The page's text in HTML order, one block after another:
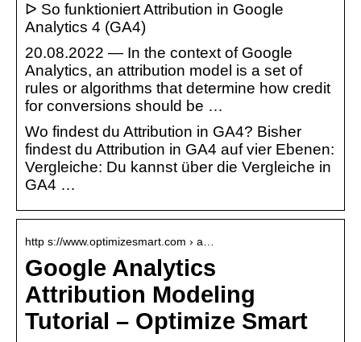
ᐅ So funktioniert Attribution in Google
Analytics 4 (GA4)
20.08.2022 — In the context of Google
Analytics, an attribution model is a set of
rules or algorithms that determine how credit
for conversions should be …
Wo findest du Attribution in GA4? Bisher
findest du Attribution in GA4 auf vier Ebenen:
Vergleiche: Du kannst über die Vergleiche in
GA4 …
http s://www.optimizesmart.com › a…
Google Analytics
Attribution Modeling
Tutorial – Optimize Smart